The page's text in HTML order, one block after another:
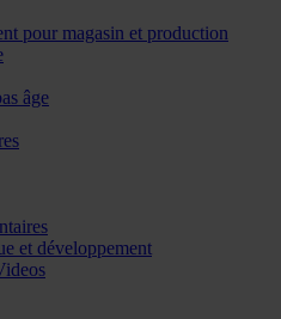
pour magasin et production
âge
et développement